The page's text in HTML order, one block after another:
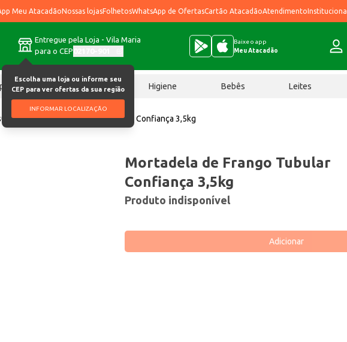
Meu AtacadãoNossas lojasFolhetosWhatsApp de OfertasCartão AtacadãoAtendimentoInstitucional
Entregue pela Loja - Vila Maria
para o CEP
Escolha uma loja ou informe seu
CEP para ver ofertas da sua região
INFORMAR LOCALIZAÇÃO
Baixe o app
Meu Atacadão
Chocolates Higiene Bebês Leites
Mortadela de Frango Tubular Confiança 3,5kg
Mortadela de Frango Tubular
Confiança 3,5kg
Produto indisponível
Adicionar